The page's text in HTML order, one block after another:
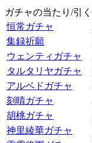
ガチャの当たり/引
恒常ガチャ
集録祈願
ウェンティガチャ
タルタリヤガチャ
アルベドガチャ
刻晴ガチャ
胡桃ガチャ
神里綾華ガチャ